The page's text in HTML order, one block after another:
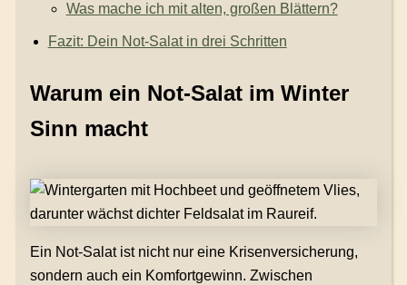
Was mache ich mit alten, großen Blättern?
Fazit: Dein Not-Salat in drei Schritten
Warum ein Not-Salat im Winter
Sinn macht
Ein Not-Salat ist nicht nur eine Krisenversicherung,
sondern auch ein Komfortgewinn. Zwischen